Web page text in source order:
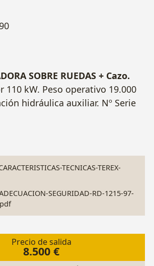
SOBRE RUEDAS + Cazo.
110 kW. Peso operativo 19.000
hidráulica auxiliar. Nº Serie
TECNICAS-TEREX-
SEGURIDAD-RD-1215-97-
Precio de salida
8.500 €